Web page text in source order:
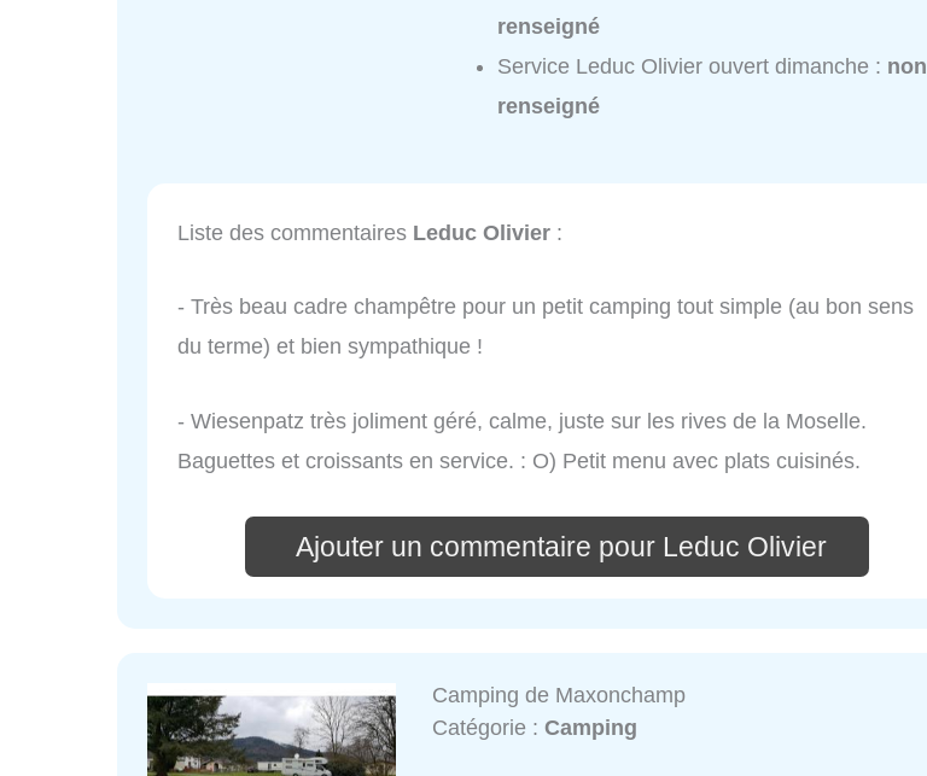
renseigné
Service Leduc Olivier ouvert dimanche : non
renseigné
Liste des commentaires Leduc Olivier :
- Très beau cadre champêtre pour un petit camping tout simple (au bon sens
du terme) et bien sympathique !
- Wiesenpatz très joliment géré, calme, juste sur les rives de la Moselle.
Baguettes et croissants en service. : O) Petit menu avec plats cuisinés.
Ajouter un commentaire pour Leduc Olivier
Camping de Maxonchamp
Catégorie :Camping